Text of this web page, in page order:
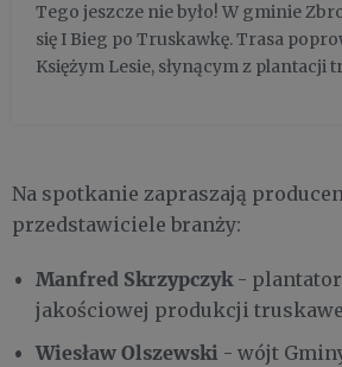
Tego jeszcze nie było! W gminie
się I Bieg po Truskawkę. Trasa
Księżym Lesie, słynącym z plantacji
Na spotkanie zapraszają
przedstawiciele branży:
Manfred Skrzypczyk-
jakościowej produkcji
Wiesław Olszewski - wójt